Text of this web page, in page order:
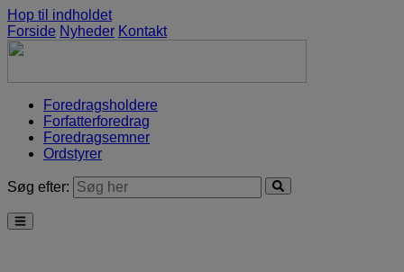
Hop til indholdet
Forside Nyheder Kontakt
Foredragsholdere
Forfatterforedrag
Foredragsemner
Ordstyrer
Søg efter: